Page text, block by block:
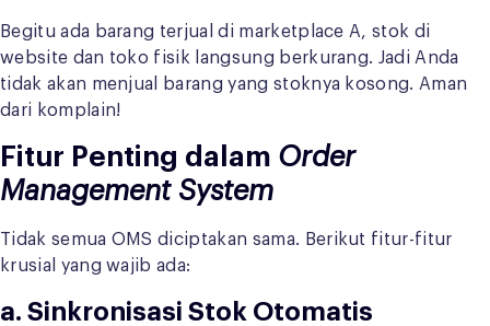
Begitu ada barang terjual di marketplace A, stok di
website dan toko fisik langsung berkurang. Jadi Anda
tidak akan menjual barang yang stoknya kosong. Aman
dari komplain!
Fitur Penting dalam Order
Management System
Tidak semua OMS diciptakan sama. Berikut fitur-fitur
krusial yang wajib ada:
a. Sinkronisasi Stok Otomatis